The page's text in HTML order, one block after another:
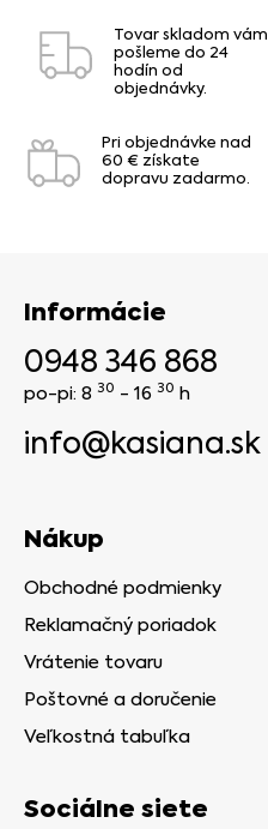
Tovar skladom vám
pošleme do 24
hodín od
objednávky.
Pri objednávke nad
60 € získate
dopravu zadarmo.
Informácie
0948 346 868
po-pi: 8 30 - 16 30 h
info@kasiana.sk
Nákup
Obchodné podmienky
Reklamačný poriadok
Vrátenie tovaru
Poštovné a doručenie
Veľkostná tabuľka
Sociálne siete